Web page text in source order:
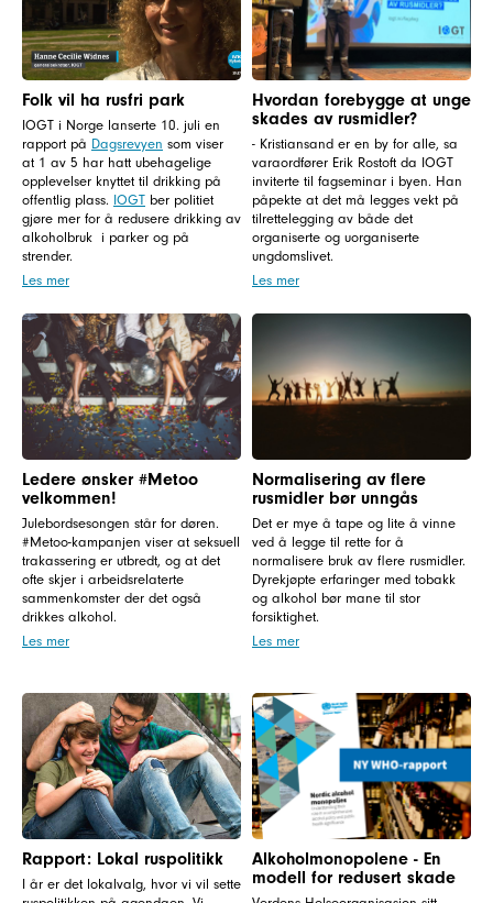
Folk vil ha rusfri park
IOGT i Norge lanserte 10. juli en
rapport på Dagsrevyen som viser
at 1 av 5 har hatt ubehagelige
opplevelser knyttet til drikking på
offentlig plass. IOGT ber politiet
gjøre mer for å redusere drikking av
alkoholbruk i parker og på
strender.
Les mer
Hvordan forebygge at unge
skades av rusmidler?
- Kristiansand er en by for alle, sa
varaordfører Erik Rostoft da IOGT
inviterte til fagseminar i byen. Han
påpekte at det må legges vekt på
tilrettelegging av både det
organiserte og uorganiserte
ungdomslivet.
Les mer
Ledere ønsker #Metoo
velkommen!
Julebordsesongen står for døren.
#Metoo-kampanjen viser at seksuell
trakassering er utbredt, og at det
ofte skjer i arbeidsrelaterte
sammenkomster der det også
drikkes alkohol.
Les mer
Normalisering av flere
rusmidler bør unngås
Det er mye å tape og lite å vinne
ved å legge til rette for å
normalisere bruk av flere rusmidler.
Dyrekjøpte erfaringer med tobakk
og alkohol bør mane til stor
forsiktighet.
Les mer
Rapport: Lokal ruspolitikk
I år er det lokalvalg, hvor vi vil sette
Alkoholmonopolene - En
modell for redusert skade